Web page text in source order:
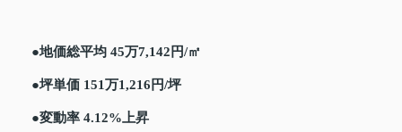
●地価総平均 45万7,142円/㎡
●坪単価 151万1,216円/坪
●変動率 4.12%上昇